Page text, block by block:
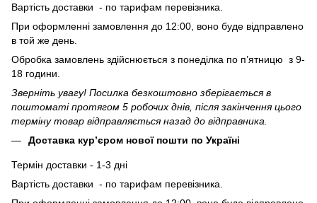
Вартість доставки - по тарифам перевізника.
При оформленні замовлення до 12:00, воно буде відправлено
в той же день.
Обробка замовлень здійснюється з понеділка по п’ятницю з 9-
18 години.
Зверніть увагу! Посилка безкоштовно зберігається в
поштоматі протягом 5 робочих днів, після закінчення цього
терміну товар відправляється назад до відправника.
Доставка кур’єром нової пошти по Україні
Термін доставки - 1-3 дні
Вартість доставки - по тарифам перевізника.